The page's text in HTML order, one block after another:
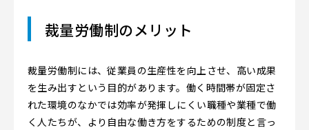
裁量労働制のメリット
裁量労働制には、従業員の生産性を向上させ、高い成果
を生み出すという目的があります。働く時間帯が固定さ
れた環境のなかでは効率が発揮しにくい職種や業種で働
く人たちが、より自由な働き方をするための制度と言っ